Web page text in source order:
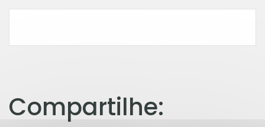
Compartilhe: